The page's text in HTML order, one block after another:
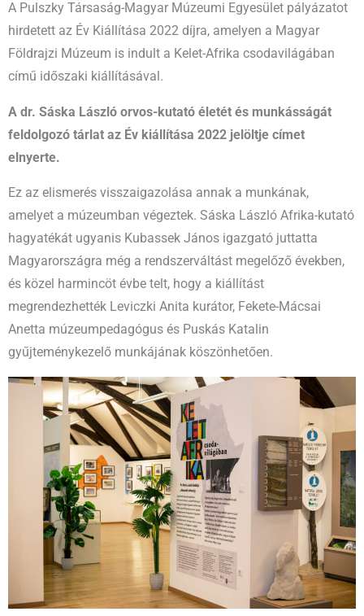
A Pulszky Társaság-Magyar Múzeumi Egyesület pályázatot
hirdetett az Év Kiállítása 2022 díjra, amelyen a Magyar
Földrajzi Múzeum is indult a Kelet-Afrika csodavilágában
című időszaki kiállításával.
A dr. Sáska László orvos-kutató életét és munkásságát
feldolgozó tárlat az Év kiállítása 2022 jelöltje címet
elnyerte.
Ez az elismerés visszaigazolása annak a munkának,
amelyet a múzeumban végeztek. Sáska László Afrika-kutató
hagyatékát ugyanis Kubassek János igazgató juttatta
Magyarországra még a rendszerváltást megelőző években,
és közel harmincöt évbe telt, hogy a kiállítást
megrendezhették Leviczki Anita kurátor, Fekete-Mácsai
Anetta múzeumpedagógus és Puskás Katalin
gyűjteménykezelő munkájának köszönhetően.